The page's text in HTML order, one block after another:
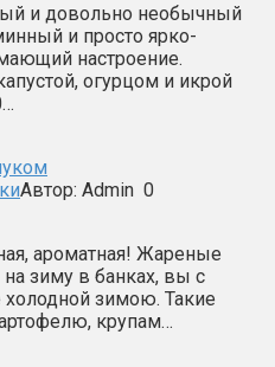
и довольно необычный
и просто ярко-
настроение.
огурцом и икрой
Автор: Admin 0
ароматная! Жареные
зиму в банках, вы с
зимою. Такие
крупам…